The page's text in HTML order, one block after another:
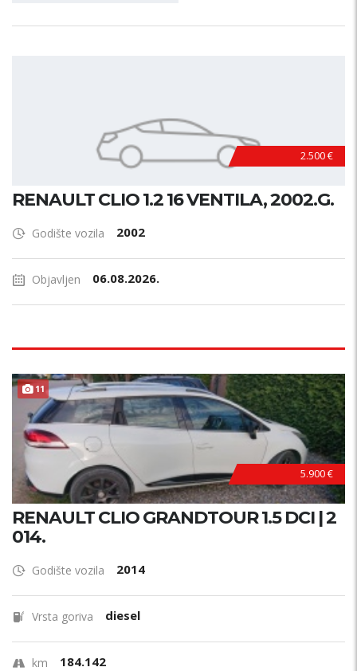
2.500 €
RENAULT CLIO 1.2 16 VENTILA, 2002.G.
Godište vozila 2002
Objavljen 06.08.2026.
11
5.900 €
RENAULT CLIO GRANDTOUR 1.5 DCI | 2
014.
Godište vozila 2014
Vrsta goriva diesel
km 184.142